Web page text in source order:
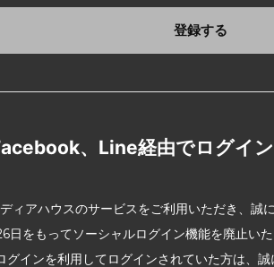
登録する
、Line経由でログイ
ィアハウスのサービスをご利用いただき、誠
日をもってソーシャルログイン機能を廃止いた
グインを利用してログインされていた方は、